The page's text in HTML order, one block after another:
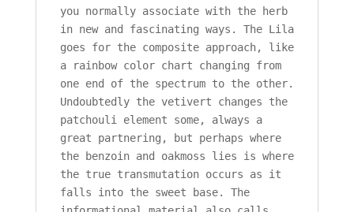
you normally associate with the herb
in new and fascinating ways. The Lila
goes for the composite approach, like
a rainbow color chart changing from
one end of the spectrum to the other.
Undoubtedly the vetivert changes the
patchouli element some, always a
great partnering, but perhaps where
the benzoin and oakmoss lies is where
the true transmutation occurs as it
falls into the sweet base. The